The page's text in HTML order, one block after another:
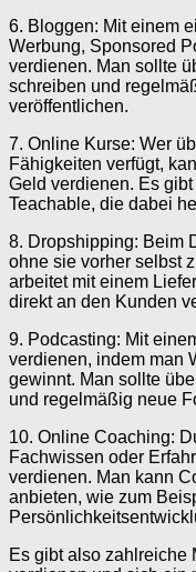
6. Bloggen: Mit einem
Werbung, Sponsored
verdienen. Man sollte
schreiben und
veröffentlichen.
7. Online Kurse: Wer
Fähigkeiten verfügt,
Geld verdienen. Es
Teachable, die dabei
8. Dropshipping: Beim
ohne sie vorher selbst
arbeitet mit einem
direkt an den Kunden
9. Podcasting: Mit
verdienen, indem man
gewinnt. Man sollte
und regelmäßig neue
10. Online Coaching:
Fachwissen oder
verdienen. Man kann
anbieten, wie zum
Es gibt also zahlreiche